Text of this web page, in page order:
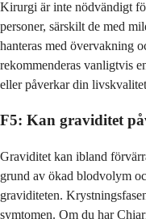
Kirurgi är inte nödvändigt
personer, särskilt de med
hanteras med övervakning
rekommenderas vanligtvis
eller påverkar din
F5: Kan graviditet
Graviditet kan ibland
grund av ökad blodvolym
graviditeten.
symtomen. Om du har